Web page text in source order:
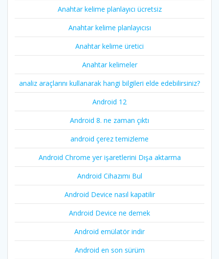
Anahtar kelime planlayıcı ücretsiz
Anahtar kelime planlayıcısı
Anahtar kelime üretici
Anahtar kelimeler
analiz araçlarını kullanarak hangi bilgileri elde edebilirsiniz?
Android 12
Android 8. ne zaman çıktı
android çerez temizleme
Android Chrome yer işaretlerini Dışa aktarma
Android Cihazımı Bul
Android Device nasıl kapatilir
Android Device ne demek
Android emülatör indir
Android en son sürüm